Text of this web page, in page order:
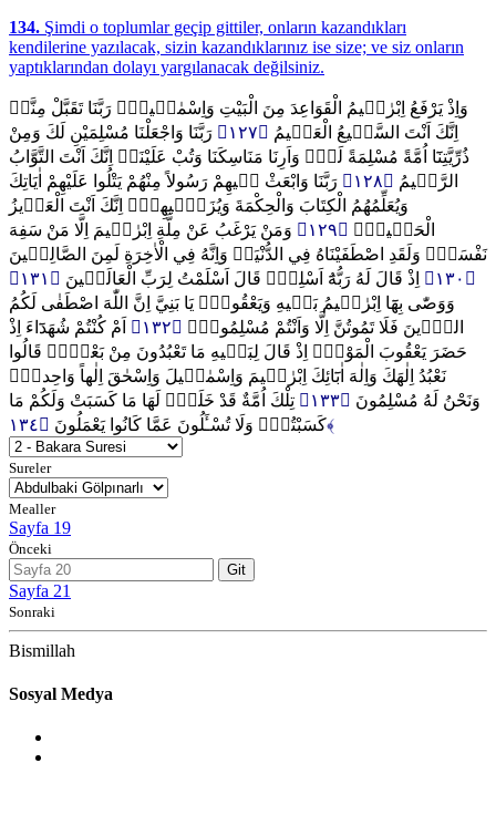
134. Şimdi o toplumlar geçip gittiler, onların kazandıkları
kendilerine yazılacak, sizin kazandıklarınız ise size; ve siz onların
yaptıklarından dolayı yargılanacak değilsiniz.
وَاِذْ يَرْفَعُ اِبْرٰه۪يمُ الْقَوَاعِدَ مِنَ الْبَيْتِ وَاِسْمٰع۪يلُۜ رَبَّنَا تَقَبَّلْ مِنَّاۜ
اِنَّكَ اَنْتَ السَّم۪يعُ الْعَل۪يمُ ﴿١٢٧﴾
رَبَّنَا وَاجْعَلْنَا مُسْلِمَيْنِ لَكَ وَمِنْ
ذُرِّيَّتِنَٓا اُمَّةً مُسْلِمَةً لَكَۖ وَاَرِنَا مَنَاسِكَنَا وَتُبْ عَلَيْنَاۚ اِنَّكَ اَنْتَ التَّوَّابُ
الرَّح۪يمُ ﴿١٢٨﴾
رَبَّنَا وَابْعَثْ ف۪يهِمْ رَسُولاً مِنْهُمْ يَتْلُوا عَلَيْهِمْ اٰيَاتِكَ
وَيُعَلِّمُهُمُ الْكِتَابَ وَالْحِكْمَةَ وَيُزَكّ۪يهِمْۜ اِنَّكَ اَنْتَ الْعَز۪يزُ
الْحَك۪يمُ۟ ﴿١٢٩﴾
وَمَنْ يَرْغَبُ عَنْ مِلَّةِ اِبْرٰه۪يمَ اِلَّا مَنْ سَفِهَ
نَفْسَهُۜ وَلَقَدِ اصْطَفَيْنَاهُ فِي الدُّنْيَاۚ وَاِنَّهُ فِي الْاٰخِرَةِ لَمِنَ الصَّالِح۪ينَ
﴿١٣٠﴾
اِذْ قَالَ لَهُ رَبُّهُٓ اَسْلِمْۙ قَالَ اَسْلَمْتُ لِرَبِّ الْعَالَم۪ينَ ﴿١٣١﴾
وَوَصّٰى بِهَٓا اِبْرٰه۪يمُ بَن۪يهِ وَيَعْقُوبُۜ يَا بَنِيَّ اِنَّ اللّٰهَ اصْطَفٰى لَكُمُ
الدّ۪ينَ فَلَا تَمُوتُنَّ اِلَّا وَاَنْتُمْ مُسْلِمُونَۜ ﴿١٣٢﴾
اَمْ كُنْتُمْ شُهَدَٓاءَ اِذْ
حَضَرَ يَعْقُوبَ الْمَوْتُۙ اِذْ قَالَ لِبَن۪يهِ مَا تَعْبُدُونَ مِنْ بَعْد۪يۜ قَالُوا
نَعْبُدُ اِلٰهَكَ وَاِلٰهَ اٰبَٓائِكَ اِبْرٰه۪يمَ وَاِسْمٰع۪يلَ وَاِسْحٰقَ اِلٰهاً وَاحِداًۚ
وَنَحْنُ لَهُ مُسْلِمُونَ ﴿١٣٣﴾
تِلْكَ اُمَّةٌ قَدْ خَلَتْۚ لَهَا مَا كَسَبَتْ وَلَكُمْ مَا
كَسَبْتُمْۚ وَلَا تُسْـَٔلُونَ عَمَّا كَانُوا يَعْمَلُونَ﴿١٣٤﴾
Sureler
Mealler
Sayfa 19
Önceki
Git
Sayfa 21
Sonraki
Bismillah
Sosyal Medya